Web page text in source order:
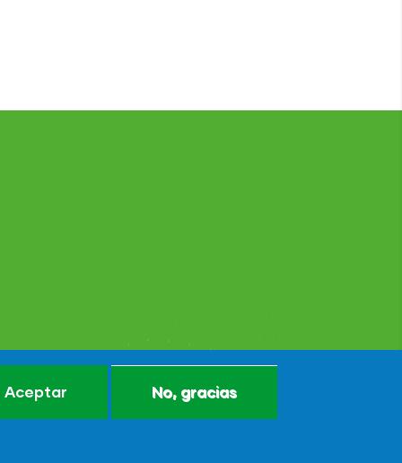
Aceptar No, gracias